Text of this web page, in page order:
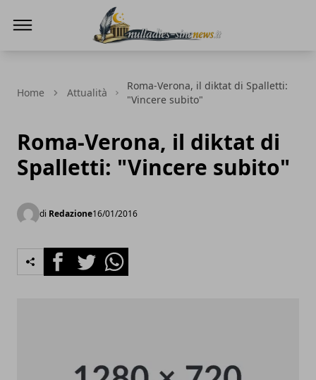
Home Attualità
Roma-Verona, il diktat di Spalletti:
"Vincere subito"
Roma-Verona, il diktat di
Spalletti: "Vincere subito"
di Redazione16/01/2016
FacebookTwitterWhatsapp